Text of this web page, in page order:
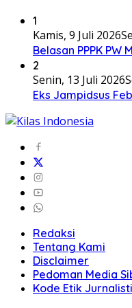
1
Kamis, 9 Juli 2026
Belasan PPPK
2
Senin, 13 Juli 2026
Eks Jampidsus
Redaksi
Tentang Kami
Disclaimer
Pedoman Media
Kode Etik